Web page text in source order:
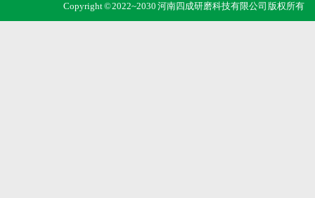
Copyright © 2022~2030 河南四成研磨科技有限公司 版权所